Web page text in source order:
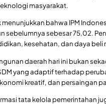
masyarakat.
bahwa IPM
sebelumnya sebesar 75,02.
kesehatan, dan daya beli
daerah hari ini bukan
yang adaptif terhadap
kreatif, dan persaingan
tata kelola pemerintahan